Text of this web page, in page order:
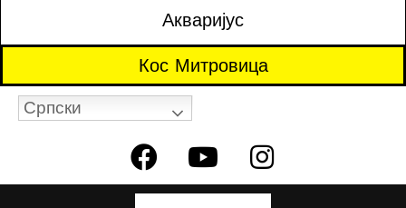
Акваријус
Кос Митровица
Српски